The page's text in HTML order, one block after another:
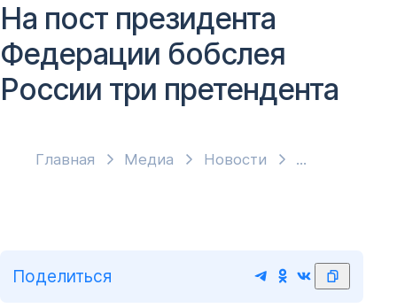
Главная Медиа Новости
На пост президента
Федерации бобслея
России три претендента
Поделиться